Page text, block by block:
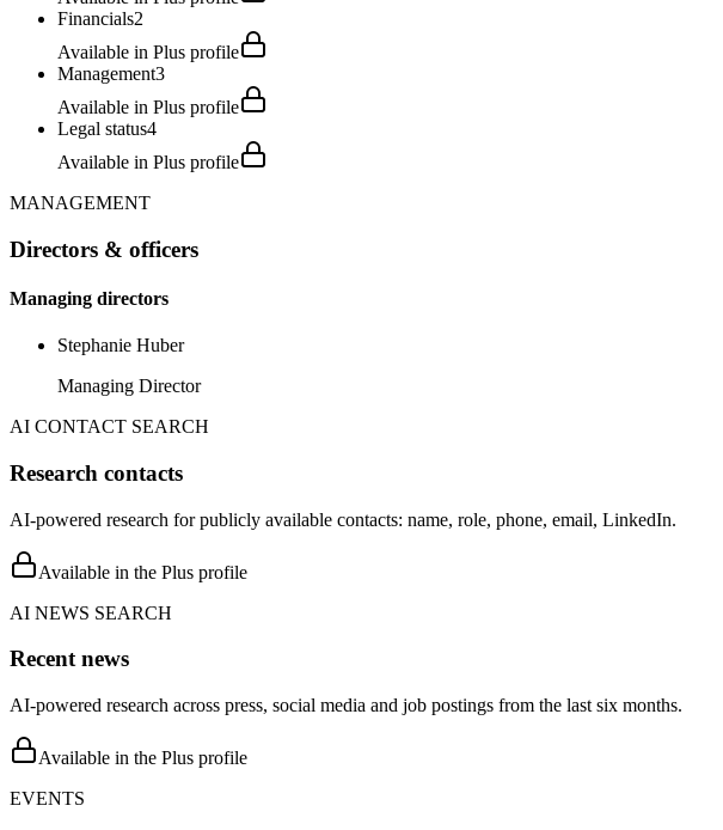
Financials2
Available in Plus profile
Management3
Available in Plus profile
Legal status4
Available in Plus profile
MANAGEMENT
Directors & officers
Managing directors
Stephanie Huber
Managing Director
AI CONTACT SEARCH
Research contacts
AI-powered research for publicly available contacts: name, role, phone, email, LinkedIn.
Available in the Plus profile
AI NEWS SEARCH
Recent news
AI-powered research across press, social media and job postings from the last six months.
Available in the Plus profile
EVENTS